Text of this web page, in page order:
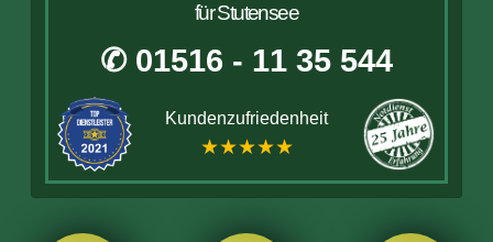
für Stutensee
✆ 01516 - 11 35 544
Kundenzufriedenheit
★★★★★